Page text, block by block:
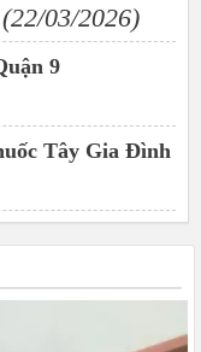
(22/03/2026)
9
Tây Gia Đình